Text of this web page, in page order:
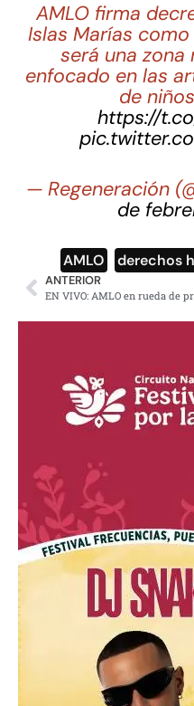
AMLO firma
Islas Marías
será una
enfocado en las
de
https://
— Regeneración
de
AMLO derechos
ANTERIOR